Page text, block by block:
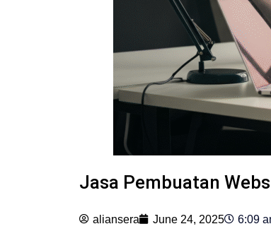
Jasa Pembuatan
aliansera June 24, 2025 6:09